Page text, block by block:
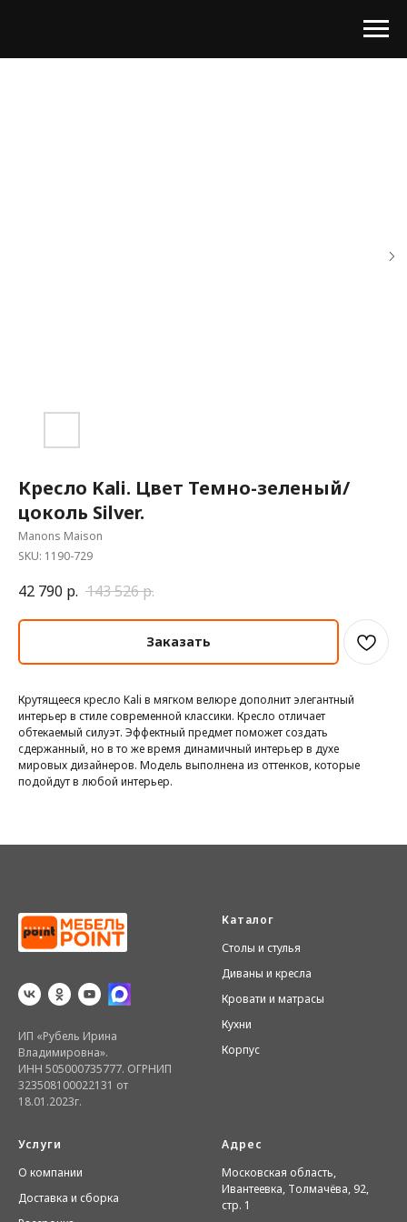
Кресло Kali. Цвет Темно-зеленый/
цоколь Silver.
Manons Maison
SKU: 1190-729
42 790 р. 143 526р.
Заказать
Крутящееся кресло Kali в мягком велюре дополнит элегантный
интерьер в стиле современной классики. Кресло отличает
обтекаемый силуэт. Эффектный предмет поможет создать
сдержанный, но в то же время динамичный интерьер в духе
мировых дизайнеров. Модель выполнена из оттенков, которые
подойдут в любой интерьер.
ИП «Рубель Ирина
Владимировна».
ИНН 505000735777. ОГРНИП
323508100022131 от
18.01.2023г.
Каталог
Столы и стулья
Диваны и кресла
Кровати и матрасы
Кухни
Корпус
Услуги
О компании
Доставка и сборка
Адрес
Московская область,
Ивантеевка, Толмачёва, 92,
стр. 1